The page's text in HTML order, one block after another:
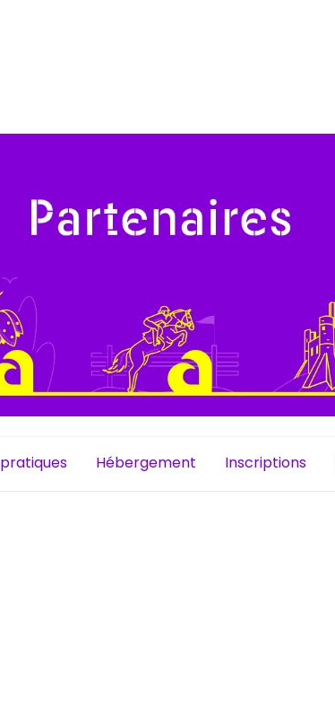
Hébergement Inscriptions